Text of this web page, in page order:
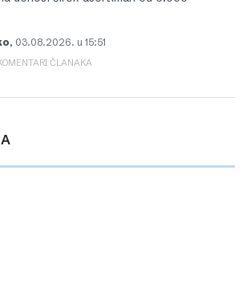
, 03.08.2026. u 15:51
ČLANAKA